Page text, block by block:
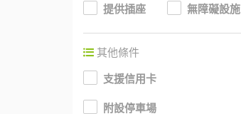
提供插座 無障礙設施
其他條件
支援信用卡
附設停車場